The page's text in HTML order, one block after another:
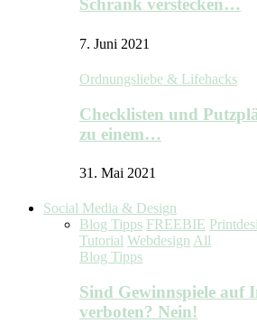
Schrank verstecken…
7. Juni 2021
Ordnungsliebe & Lifehacks
Checklisten und
zu einem…
31. Mai 2021
Social Media & Design
Blog Tipps FREEBIE
Tutorial Webdesign All
Blog Tipps
Sind Gewinnspiele auf
verboten? Nein!